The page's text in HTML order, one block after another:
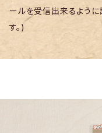
ールを受信出来るように
す。)